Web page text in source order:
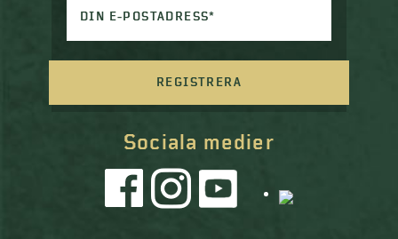
Sociala medier
DIN E-POSTADRESS*
REGISTRERA